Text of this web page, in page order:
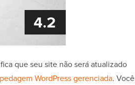
que seu site não será atualizado
WordPress gerenciada. Você